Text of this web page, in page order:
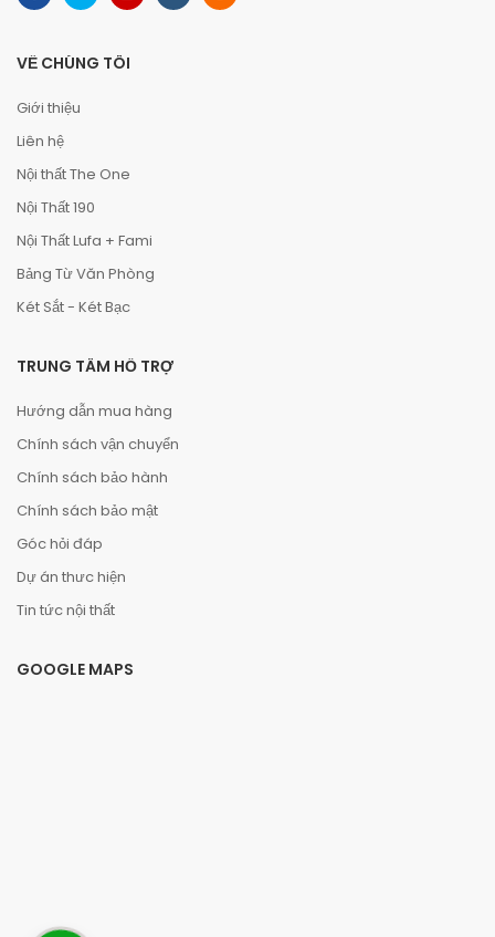
VỀ CHÚNG TÔI
Giới thiệu
Liên hệ
Nội thất The One
Nội Thất 190
Nội Thất Lufa + Fami
Bảng Từ Văn Phòng
Két Sắt - Két Bạc
TRUNG TÂM HỖ TRỢ
Hướng dẫn mua hàng
Chính sách vận chuyển
Chính sách bảo hành
Chính sách bảo mật
Góc hỏi đáp
Dự án thưc hiện
Tin tức nội thất
GOOGLE MAPS